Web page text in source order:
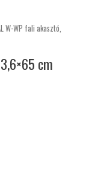
W-WP fali akasztó,
cm